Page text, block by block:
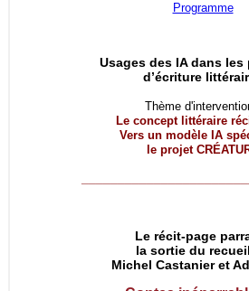
Programme
Usages des IA dans les
d’écriture
Thème
Le concept littéraire
Vers un modèle IA
le projet
Le récit-page
la sortie du
Michel Castanier et